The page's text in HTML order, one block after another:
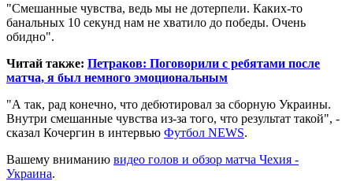
"Смешанные чувства, ведь мы не дотерпели. Каких-то
банальных 10 секунд нам не хватило до победы. Очень
обидно".
Читай также: Петраков: Поговорили с ребятами после
матча, я был немного эмоциональным
"А так, рад конечно, что дебютировал за сборную Украины.
Внутри смешанные чувства из-за того, что результат такой", -
сказал Кочергин в интервью Футбол NEWS.
Вашему вниманию видео голов и обзор матча Чехия -
Украина.